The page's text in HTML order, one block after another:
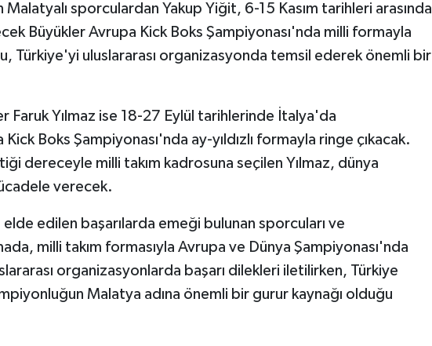
Malatyalı sporculardan Yakup Yiğit, 6-15 Kasım tarihleri arasında
Büyükler Avrupa Kick Boks Şampiyonası'nda milli formayla
Türkiye'yi uluslararası organizasyonda temsil ederek önemli bir
Faruk Yılmaz ise 18-27 Eylül tarihlerinde İtalya'da
Boks Şampiyonası'nda ay-yıldızlı formayla ringe çıkacak.
dereceyle milli takım kadrosuna seçilen Yılmaz, dünya
verecek.
edilen başarılarda emeği bulunan sporcuları ve
milli takım formasıyla Avrupa ve Dünya Şampiyonası'nda
organizasyonlarda başarı dilekleri iletilirken, Türkiye
Malatya adına önemli bir gurur kaynağı olduğu